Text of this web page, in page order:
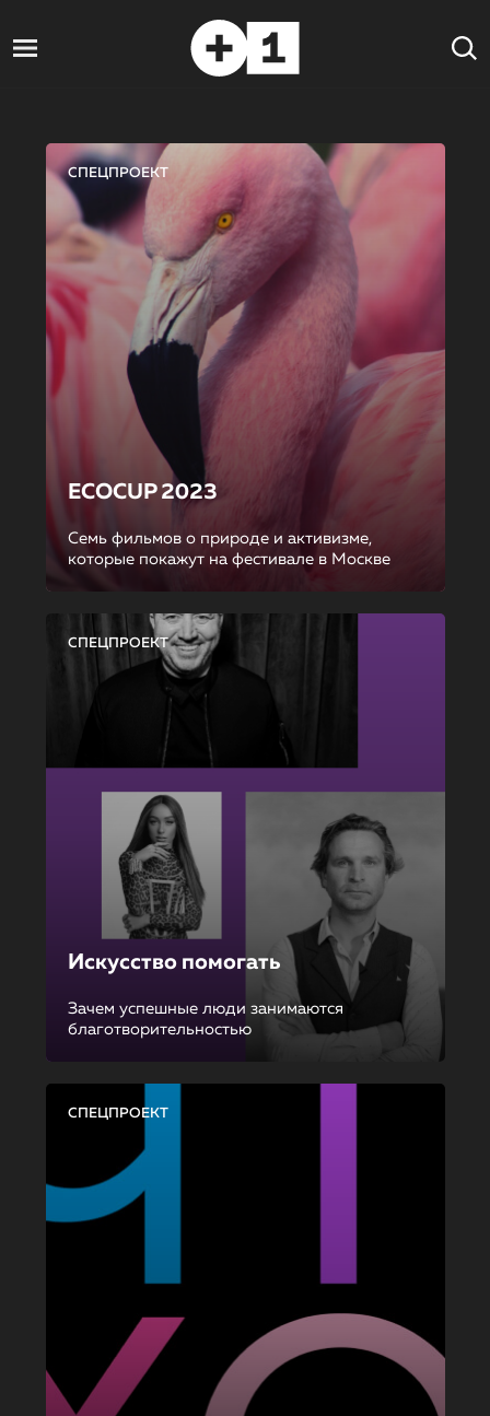
СПЕЦПРОЕКТ
ECOCUP 2023
Семь фильмов о природе и активизме,
которые покажут на фестивале в Москве
СПЕЦПРОЕКТ
Искусство помогать
Зачем успешные люди занимаются
благотворительностью
СПЕЦПРОЕКТ